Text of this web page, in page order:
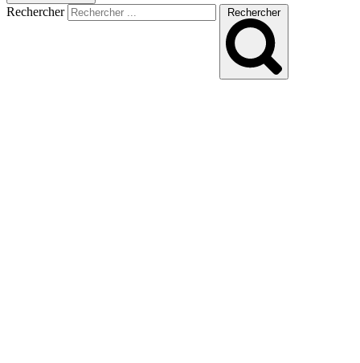
Rechercher Rechercher